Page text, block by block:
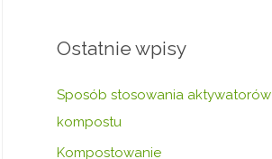
Ostatnie wpisy
Sposób stosowania aktywatorów
kompostu
Kompostowanie